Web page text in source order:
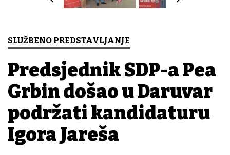
SLUŽBENO PREDSTAVLJANJE
Predsjednik SDP-a Peđa
Grbin došao u Daruvar
podržati kandidaturu
Igora Jareša